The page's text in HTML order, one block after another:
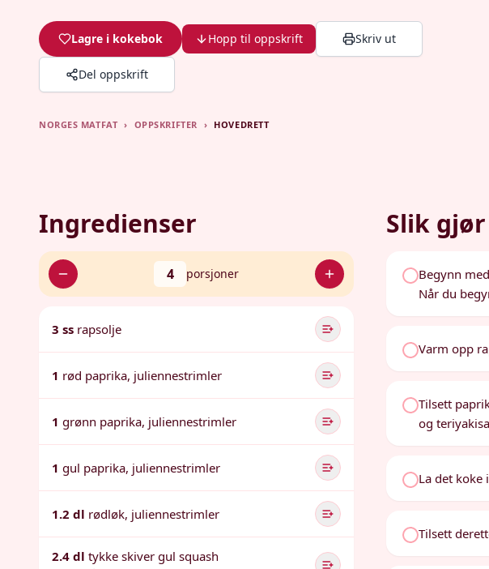
Lagre i kokebok Hopp til oppskrift Skriv ut
Del oppskrift
NORGES MATFAT › OPPSKRIFTER › HOVEDRETT
Ingredienser
4 porsjoner
3 ss rapsolje
1 rød paprika, juliennestrimler
1 grønn paprika, juliennestrimler
1 gul paprika, juliennestrimler
1.2 dl rødløk, juliennestrimler
2.4 dl tykke skiver gul squash
Slik
Begynn
Når du
Varm opp
Tilsett
og
La det koke
Tilsett